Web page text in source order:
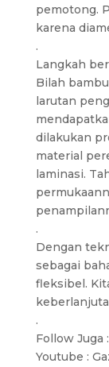
pemotong.
karena
.
Langkah
Bilah
larutan
dilakukan
material
laminasi.
.
Dengan
sebagai
fleksibel.
.
Follow Juga :
Youtube :